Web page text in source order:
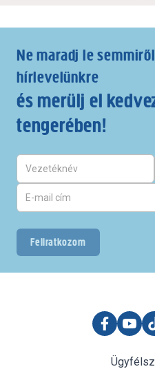
Ne maradj le
hírlevelünkre
és merülj el
tengerében!
Feliratkozom